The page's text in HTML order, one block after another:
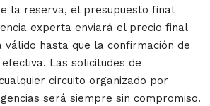
la reserva, el presupuesto final
experta enviará el precio final
válido hasta que la confirmación de
Las solicitudes de
circuito organizado por
será siempre sin compromiso.